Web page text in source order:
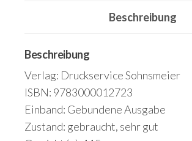
Beschreibung
Beschreibung
Verlag: Druckservice Sohnsmeier
ISBN: 9783000012723
Einband: Gebundene Ausgabe
Zustand: gebraucht, sehr gut